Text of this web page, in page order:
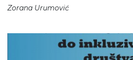
Zorana Urumović